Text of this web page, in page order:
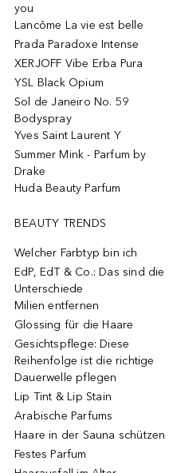
you
Lancôme La vie est belle
Prada Paradoxe Intense
XERJOFF Vibe Erba Pura
YSL Black Opium
Sol de Janeiro No. 59
Bodyspray
Yves Saint Laurent Y
Summer Mink - Parfum by
Drake
Huda Beauty Parfum
BEAUTY TRENDS
Welcher Farbtyp bin ich
EdP, EdT & Co.: Das sind die
Unterschiede
Milien entfernen
Glossing für die Haare
Gesichtspflege: Diese
Reihenfolge ist die richtige
Dauerwelle pflegen
Lip Tint & Lip Stain
Arabische Parfums
Haare in der Sauna schützen
Festes Parfum